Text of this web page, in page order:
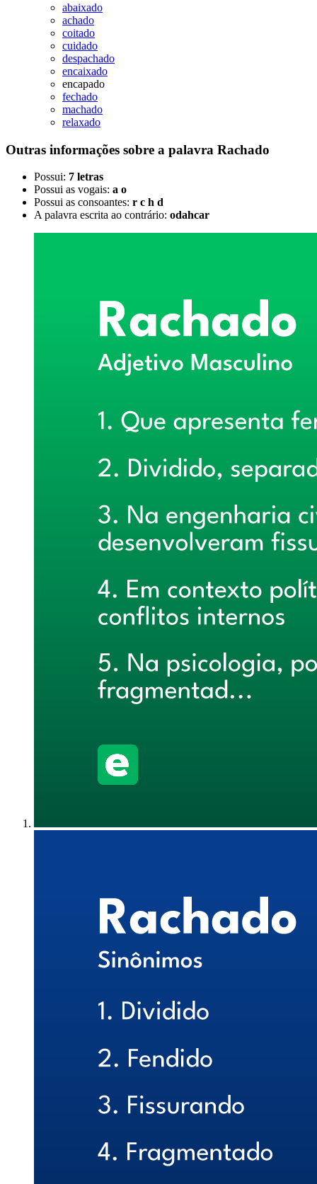
abaixado
achado
coitado
cuidado
despachado
encaixado
encapado
fechado
machado
relaxado
Outras informações sobre a palavra Rachado
Possui: 7 letras
Possui as vogais: a o
Possui as consoantes: r c h d
A palavra escrita ao contrário: odahcar